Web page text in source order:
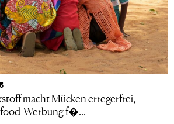
macht Mücken erregerfrei,
Werbung f�...